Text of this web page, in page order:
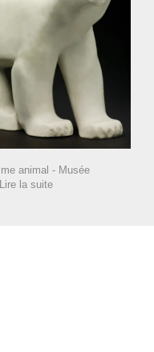
animal - Musée
Lire la suite